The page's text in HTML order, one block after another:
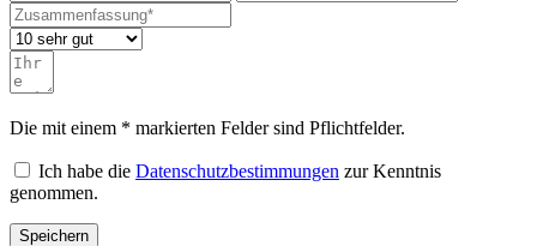
Die mit einem * markierten Felder sind Pflichtfelder.
Ich habe die Datenschutzbestimmungen zur Kenntnis
genommen.
Speichern